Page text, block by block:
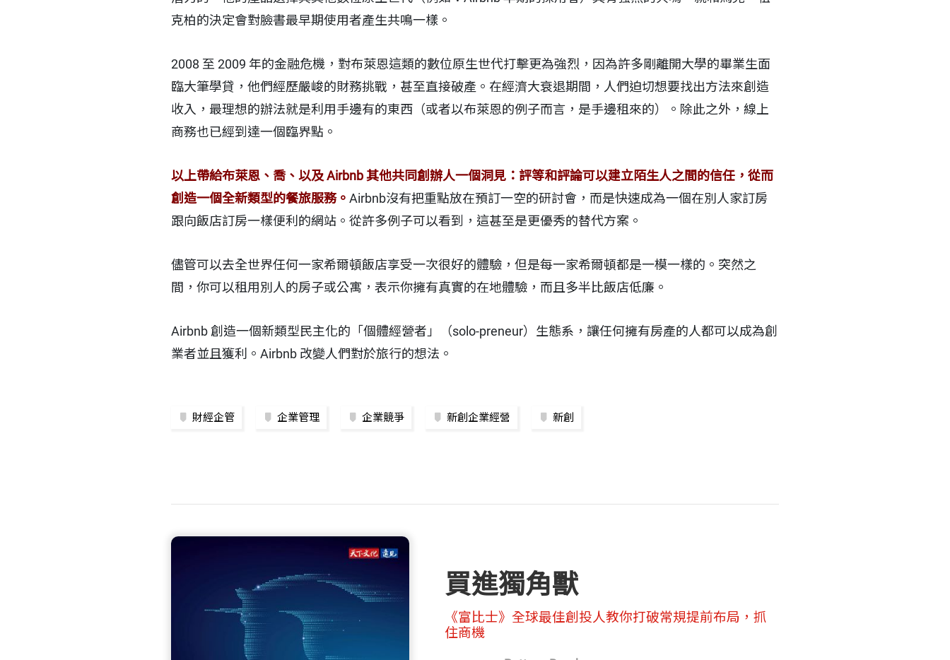
克柏的決定會對臉書最早期使用者產生共鳴一樣。
2008 至 2009 年的金融危機，對布萊恩這類的數位原生世代打擊更為強烈，因為許多剛離開大學的畢業生面
臨大筆學貸，他們經歷嚴峻的財務挑戰，甚至直接破產。在經濟大衰退期間，人們迫切想要找出方法來創造
收入，最理想的辦法就是利用手邊有的東西（或者以布萊恩的例子而言，是手邊租來的）。除此之外，線上
商務也已經到達一個臨界點。
以上帶給布萊恩、喬、以及 Airbnb 其他共同創辦人一個洞見：評等和評論可以建立陌生人之間的信任，從而
創造一個全新類型的餐旅服務。 Airbnb沒有把重點放在預訂一空的研討會，而是快速成為一個在別人家訂房
跟向飯店訂房一樣便利的網站。從許多例子可以看到，這甚至是更優秀的替代方案。
儘管可以去全世界任何一家希爾頓飯店享受一次很好的體驗，但是每一家希爾頓都是一模一樣的。突然之
間，你可以租用別人的房子或公寓，表示你擁有真實的在地體驗，而且多半比飯店低廉。
Airbnb 創造一個新類型民主化的「個體經營者」（solo-preneur）生態系，讓任何擁有房產的人都可以成為創
業者並且獲利。Airbnb 改變人們對於旅行的想法。
財經企管 企業管理 企業競爭 新創企業經營 新創
買進獨角獸
《富比士》全球最佳創投人教你打破常規提前布局，抓
住商機